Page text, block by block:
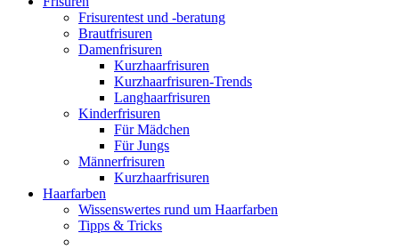
Frisurentest und -beratung
Brautfrisuren
Damenfrisuren
Kurzhaarfrisuren
Kurzhaarfrisuren-Trends
Langhaarfrisuren
Kinderfrisuren
Für Mädchen
Für Jungs
Männerfrisuren
Kurzhaarfrisuren
Haarfarben
Wissenswertes rund um Haarfarben
Tipps & Tricks